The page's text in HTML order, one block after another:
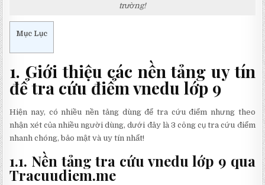
trường!
Mục Lục
1. Giới thiệu các nền tảng uy tín
để tra cứu điểm vnedu lớp 9
Hiện nay, có nhiều nền tảng dùng để tra cứu điểm nhưng theo
nhận xét của nhiều người dùng, dưới đây là 3 công cụ tra cứu điểm
nhanh chóng, bảo mật và uy tín nhất!
1.1. Nền tảng tra cứu vnedu lớp 9 qua
Tracuudiem.me